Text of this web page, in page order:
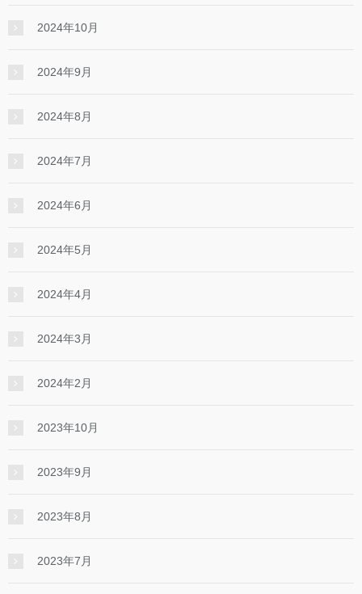
2024年10月
2024年9月
2024年8月
2024年7月
2024年6月
2024年5月
2024年4月
2024年3月
2024年2月
2023年10月
2023年9月
2023年8月
2023年7月